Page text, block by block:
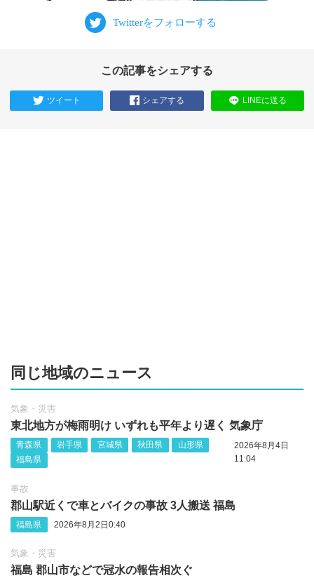
この記事をシェアする
ツイート シェアする LINEに送る
同じ地域のニュース
気象・災害
東北地方が梅雨明け いずれも平年より遅く 気象庁
青森県 岩手県 宮城県 秋田県
山形県
福島県
2026年8月4日
11:04
事故
郡山駅近くで車とバイクの事故 3人搬送 福島
福島県 2026年8月2日0:40
気象・災害
福島 郡山市などで冠水の報告相次ぐ